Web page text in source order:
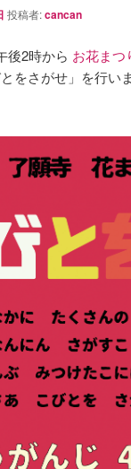
投稿者:cancan
後2時から お花まつ
をさがせ」を行い